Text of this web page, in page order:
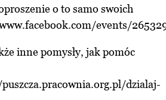
o to samo swoich
events/
inne pomysły, jak pomóc
dzialaj-